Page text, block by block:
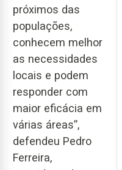
próximos das
populações,
conhecem melhor
as necessidades
locais e podem
responder com
maior eficácia em
várias áreas”,
defendeu Pedro
Ferreira,